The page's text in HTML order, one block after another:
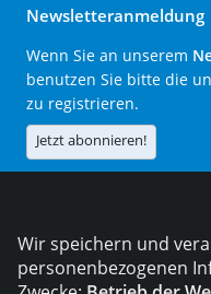
Newsletteranmeldung
Wenn Sie an unserem
benutzen Sie bitte die
zu registrieren.
Jetzt abonnieren!
Die DVS Media
Wir speichern und
personenbezogenen